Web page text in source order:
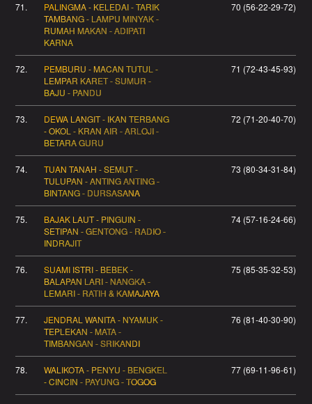
71.
PALINGMA - KELEDAI - TARIK
TAMBANG - LAMPU MINYAK -
RUMAH MAKAN - ADIPATI
KARNA
70 (56-22-29-72)
72.
PEMBURU - MACAN TUTUL -
LEMPAR KARET - SUMUR -
BAJU - PANDU
71 (72-43-45-93)
73.
DEWA LANGIT - IKAN TERBANG
- OKOL - KRAN AIR - ARLOJI -
BETARA GURU
72 (71-20-40-70)
74.
TUAN TANAH - SEMUT -
TULUPAN - ANTING ANTING -
BINTANG - DURSASANA
73 (80-34-31-84)
75.
BAJAK LAUT - PINGUIN -
SETIPAN - GENTONG - RADIO -
INDRAJIT
74 (57-16-24-66)
76.
SUAMI ISTRI - BEBEK -
BALAPAN LARI - NANGKA -
LEMARI - RATIH & KAMAJAYA
75 (85-35-32-53)
77.
JENDRAL WANITA - NYAMUK -
TEPLEKAN - MATA -
TIMBANGAN - SRIKANDI
76 (81-40-30-90)
78.
WALIKOTA - PENYU - BENGKEL
- CINCIN - PAYUNG - TOGOG
77 (69-11-96-61)